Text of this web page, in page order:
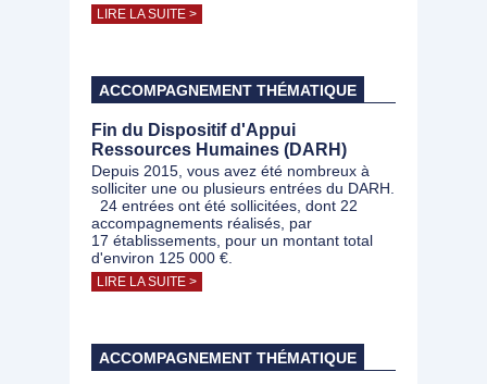
LIRE LA SUITE >
ACCOMPAGNEMENT THÉMATIQUE
Fin du Dispositif d'Appui
Ressources Humaines (DARH)
Depuis 2015, vous avez été nombreux à
solliciter une ou plusieurs entrées du DARH.
24 entrées ont été sollicitées, dont 22
accompagnements réalisés, par
17 établissements, pour un montant total
d'environ 125 000 €.
LIRE LA SUITE >
ACCOMPAGNEMENT THÉMATIQUE